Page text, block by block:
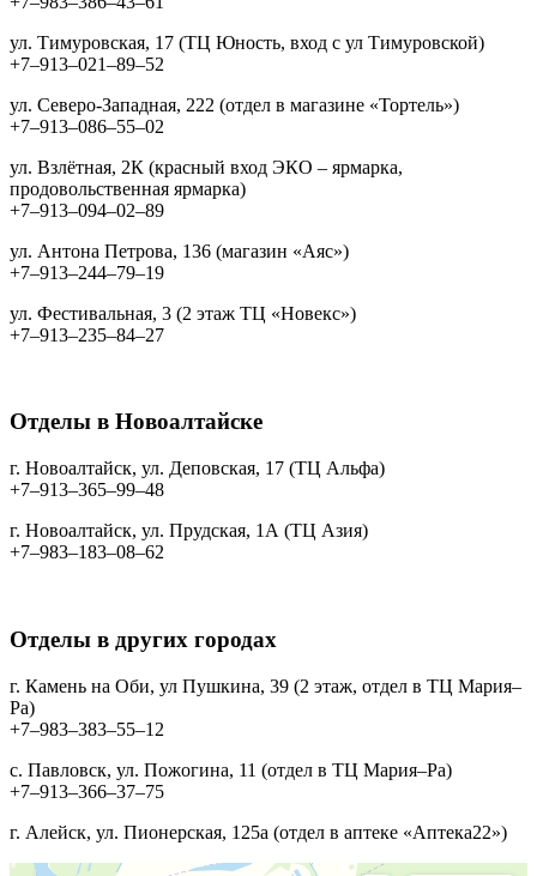
ул. Тимуровская, 17 (ТЦ Юность, вход с ул Тимуровской)
+7‒913‒021‒89‒52
ул. Северо-Западная, 222 (отдел в магазине «Тортель»)
+7‒913‒086‒55‒02
ул. Взлётная, 2К (красный вход ЭКО – ярмарка,
продовольственная ярмарка)
+7‒913‒094‒02‒89
ул. Антона Петрова, 136 (магазин «Аяс»)
+7‒913‒244‒79‒19
ул. Фестивальная, 3 (2 этаж ТЦ «Новекс»)
+7‒913‒235‒84‒27
Отделы в Новоалтайске
г. Новоалтайск, ул. Деповская, 17 (ТЦ Альфа)
+7‒913‒365‒99‒48
г. Новоалтайск, ул. Прудская, 1А (ТЦ Азия)
+7‒983‒183‒08‒62
Отделы в других городах
г. Камень на Оби, ул Пушкина, 39 (2 этаж, отдел в ТЦ Мария–
Ра)
+7‒983‒383‒55‒12
с. Павловск, ул. Пожогина, 11 (отдел в ТЦ Мария–Ра)
+7‒913‒366‒37‒75
г. Алейск, ул. Пионерская, 125а (отдел в аптеке «Аптека22»)